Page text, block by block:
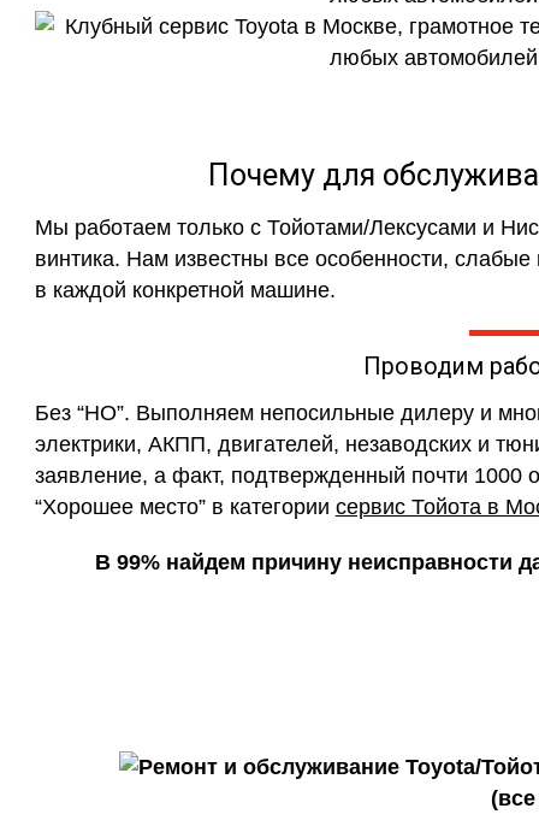
Почему для
Мы работаем только с Тойотами/Лексусами и
винтика. Нам известны все особенности,
в каждой конкретной машине.
Проводим
Без “НО”. Выполняем непосильные дилеру и
электрики, АКПП, двигателей, незаводских и
заявление, а факт, подтвержденный почти 1000
“Хорошее место” в категории сервис Тойота в
В 99% найдем причину неисправности